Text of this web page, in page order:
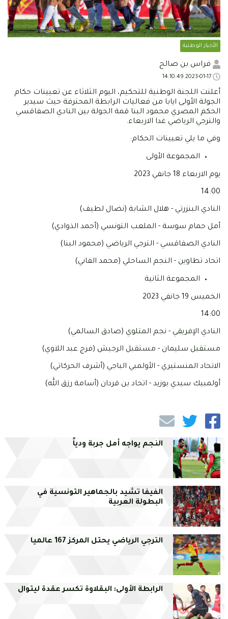
الأخبار الوطنية
فراس بن صالح
أعلنت اللجنة الوطنية للتحكيم، اليوم الثلاثاء عن تعيينات حكام
الجولة الأولى ايابا من فعاليات الرابطة المحترفة حيث سيدير
الحكم المصري محمود البنا قمة الجولة بين النادي الصفاقسي
والترجي الرياضي غدا الاربعاء.
وفي ما يلي تعيينات الحكام:
المجموعة الأولى
يوم الاربعاء 18 جانفي 2023
14:00
النادي البنزرتي - هلال الشابة (نضال لطيف)
أمل حمام سوسة - الملعب التونسي (أحمد الذوادي)
النادي الصفاقسي - الترجي الرياضي (محمود البنا)
اتحاد تطاوين - النجم الساحلي (محمد الفاني)
المجموعة الثانية
الخميس 19 جانفي 2023
14:00
النادي الإفريقي - نجم المتلوي (صادق السالمي)
مستقبل سليمان - مستقبل الرجيش (فرج عبد اللاوي)
الاتحاد المنستيري - الأولمبي الباجي (أشرف الحركاتي)
أولمبيك سيدي بوزيد - اتحاد بن قردان (أسامة رزق الله)
النجم يواجه أمل جربة ودياً
الفيفا تشيد بالجماهير التونسية في
البطولة العربية
الترجي الرياضي يحتل المركز 167 عالميا
الرابطة الأولى: البقلاوة تكسر عقدة ليتوال